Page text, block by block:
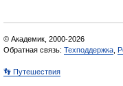
© Академик, 2000-2026
Обратная связь: Техподдержка
👣 Путешествия